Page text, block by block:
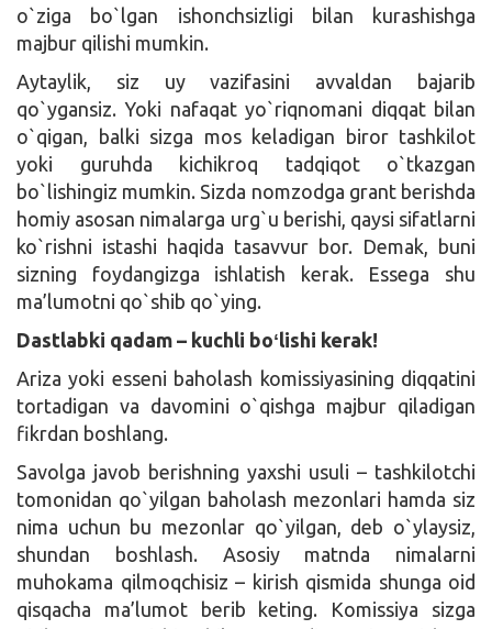
o`ziga bo`lgan ishonchsizligi bilan kurashishga
majbur qilishi mumkin.
Aytaylik, siz uy vazifasini avvaldan bajarib
qo`ygansiz. Yoki nafaqat yo`riqnomani diqqat bilan
o`qigan, balki sizga mos keladigan biror tashkilot
yoki guruhda kichikroq tadqiqot o`tkazgan
bo`lishingiz mumkin. Sizda nomzodga grant berishda
homiy asosan nimalarga urg`u berishi, qaysi sifatlarni
ko`rishni istashi haqida tasavvur bor. Demak, buni
sizning foydangizga ishlatish kerak. Essega shu
ma’lumotni qo`shib qo`ying.
Dastlabki qadam – kuchli boʻlishi kerak!
Ariza yoki esseni baholash komissiyasining diqqatini
tortadigan va davomini o`qishga majbur qiladigan
fikrdan boshlang.
Savolga javob berishning yaxshi usuli – tashkilotchi
tomonidan qo`yilgan baholash mezonlari hamda siz
nima uchun bu mezonlar qo`yilgan, deb o`ylaysiz,
shundan boshlash. Asosiy matnda nimalarni
muhokama qilmoqchisiz – kirish qismida shunga oid
qisqacha ma’lumot berib keting. Komissiya sizga